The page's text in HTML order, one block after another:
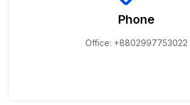
Phone
Office: +8802997753022